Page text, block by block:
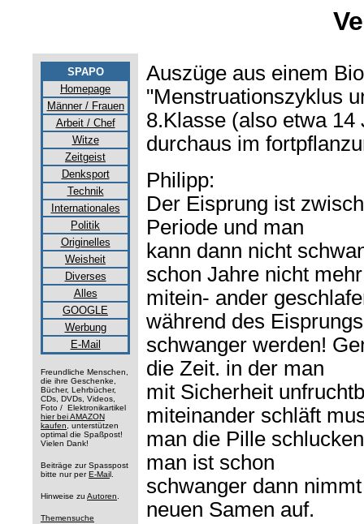
SPAPO
Homepage
Männer / Frauen
Arbeit / Chef
Witze
Zeitgeist
Denksport
Technik
Internationales
Politik
Originelles
Weisheit
Diverses
Alles
GOOGLE
Werbung
E-Mail
Freundliche Menschen,
die ihre Geschenke,
Bücher, Lehrbücher,
CDs, DVDs, Videos,
Foto / Elektronikartikel
hier bei AMAZON
kaufen, unterstützen
optimal die Spaßpost!
Vielen Dank!
Beiträge zur Spasspost
bitte nur per E-Mai l.
Hinweise zu Autoren.
Themensuche
Auszüge aus einem
"Menstruationszyklus
8.Klasse (also etwa 14
durchaus im
Philipp:
Der Eisprung ist
Periode und man
kann dann nicht
schon Jahre nicht mehr
mitein- ander
während des Eisprungs
schwanger werden!
die Zeit. in der man
mit Sicherheit
miteinander schläft
man die Pille
man ist schon
schwanger dann
neuen Samen auf.